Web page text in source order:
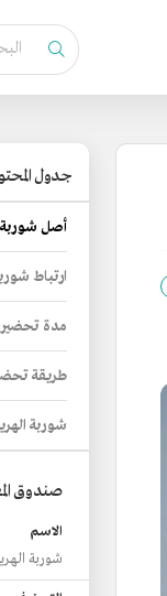
جدول
أصل
ارتباط
مدة
طريقة
شوربة
صندوق
الاسم
شوربة